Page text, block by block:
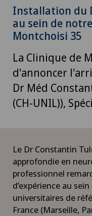
Installation du
au sein de
Montchoisi 35
La Clinique de
d'annoncer
Dr Méd
(CH-UNIL)),
Le Dr Constantin
approfondie en
professionnel
d’expérience au
universitaires de
France (Marseille,